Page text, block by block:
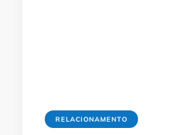
RELACIONAMENTO